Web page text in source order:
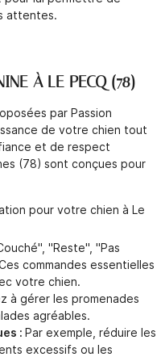
Une question
06 20 74 62
Rejoignez-
Restez
attentes.
À LE PECQ (78)
par Passion
de votre chien tout
et de respect
(78) sont conçues pour
pour votre chien à Le
"Reste", "Pas
commandes essentielles
votre chien.
à gérer les promenades
agréables.
: Par exemple, réduire les
excessifs ou les